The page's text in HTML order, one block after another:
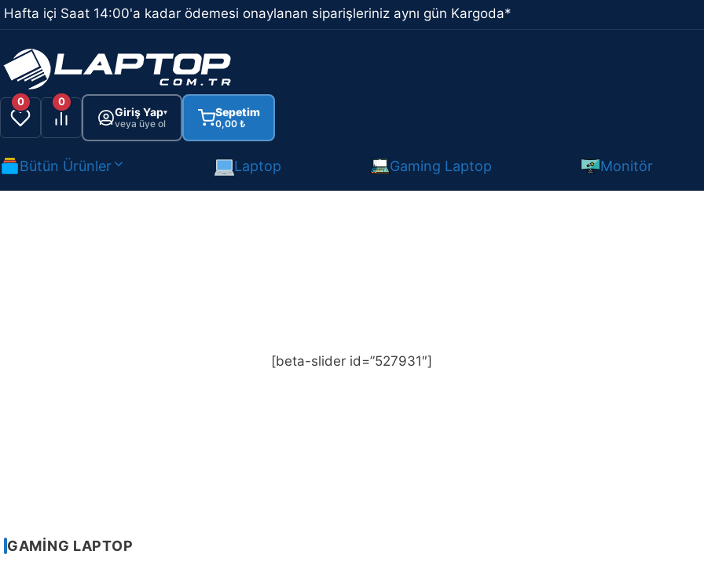
İçeriğe
atla
Hafta içi Saat 14:00'a kadar ödemesi onaylanan siparişleriniz aynı gün Kargoda*
0 0
Giriş Yap▾
veya üye ol
Sepetim
0,00 ₺
Bütün Ürünler Laptop Gaming Laptop Monitör
[beta-slider id=”527931″]
Sayfa
1
GAMING LAPTOP